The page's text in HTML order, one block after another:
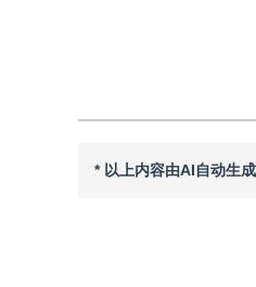
* 以上内容由AI自动生